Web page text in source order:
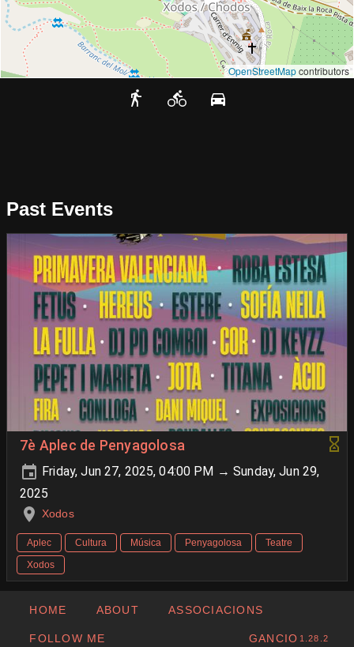
OpenStreetMapcontributors
Past Events
7è Aplec de Penyagolosa
Friday, Jun 27, 2025, 04:00 PM → Sunday, Jun 29,
2025
Xodos
Aplec Cultura Música Penyagolosa
Teatre
Xodos
HOME ABOUT ASSOCIACIONS
FOLLOW ME GANCIO 1.28.2